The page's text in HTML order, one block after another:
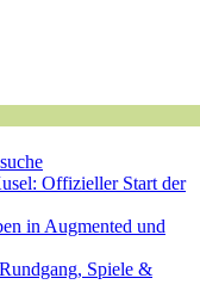
Offizieller Start der
in Augmented und
Spiele &